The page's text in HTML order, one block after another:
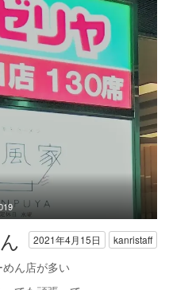
2021年4月15日 kanristaff
ん店が多い